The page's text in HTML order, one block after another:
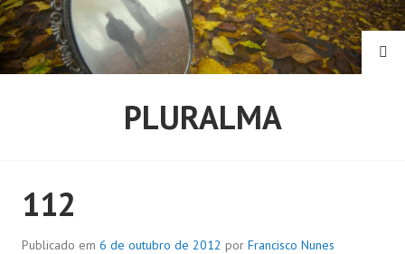
Pular
para
o
conteúdo
PLURALMA
112
Publicado em 6 de outubro de 2012 por Francisco Nunes